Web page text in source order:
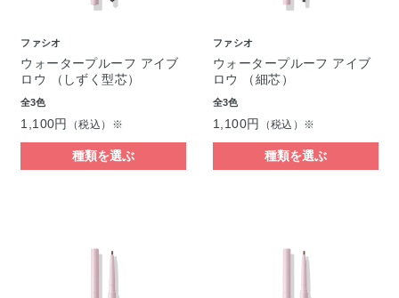
ファシオ
ウォータープルーフ アイブ
ロウ （しずく型芯）
全3色
1,100円 （税込）※
種類を選ぶ
ファシオ
ウォータープルーフ アイブ
ロウ （細芯）
全3色
1,100円 （税込）※
種類を選ぶ